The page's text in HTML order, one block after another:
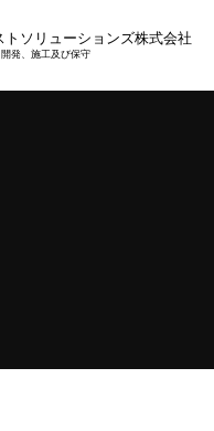
ソリューションズ株式会社
発、施工及び保守